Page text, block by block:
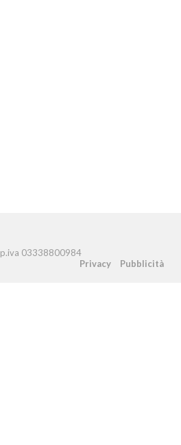
03338800984
Privacy
Pubblicità